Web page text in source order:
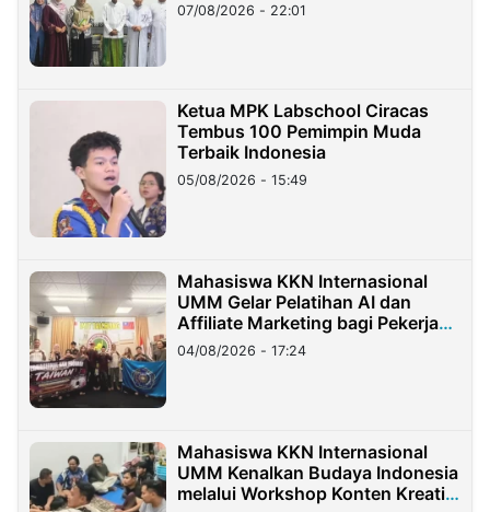
07/08/2026 - 22:01
Ketua MPK Labschool Ciracas
Tembus 100 Pemimpin Muda
Terbaik Indonesia
05/08/2026 - 15:49
Mahasiswa KKN Internasional
UMM Gelar Pelatihan AI dan
Affiliate Marketing bagi Pekerja
Migran Indonesia di Taiwan
04/08/2026 - 17:24
Mahasiswa KKN Internasional
UMM Kenalkan Budaya Indonesia
melalui Workshop Konten Kreatif